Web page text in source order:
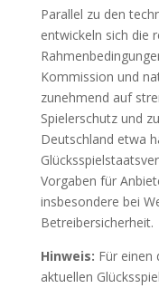
Parallel zu den
entwickeln sich die
Kommission und
zunehmend auf
Spielerschutz und
Deutschland etwa
Vorgaben für
insbesondere bei
Betreibersicherheit.
Hinweis: Für einen
aktuellen